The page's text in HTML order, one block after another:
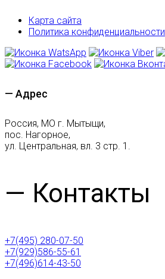
Карта сайта
Политика конфиденциальности
— Адрес
Россия, МО г. Мытыщи,
пос. Нагорное,
ул. Центральная, вл. 3 стр. 1.
— Контакты
+7(495) 280-07-50
+7(929)586-55-61
+7(496)614-43-50